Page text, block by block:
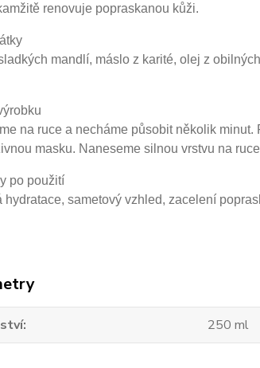
renovuje popraskanou kůži.
mandlí, máslo z karité, olej z
na ruce a necháme působit několik
masku. Naneseme silnou vrstvu na
po použití
hydratace, sametový vzhled, zacelení
250 ml